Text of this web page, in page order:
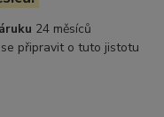
24 měsíců
připravit o tuto jistotu